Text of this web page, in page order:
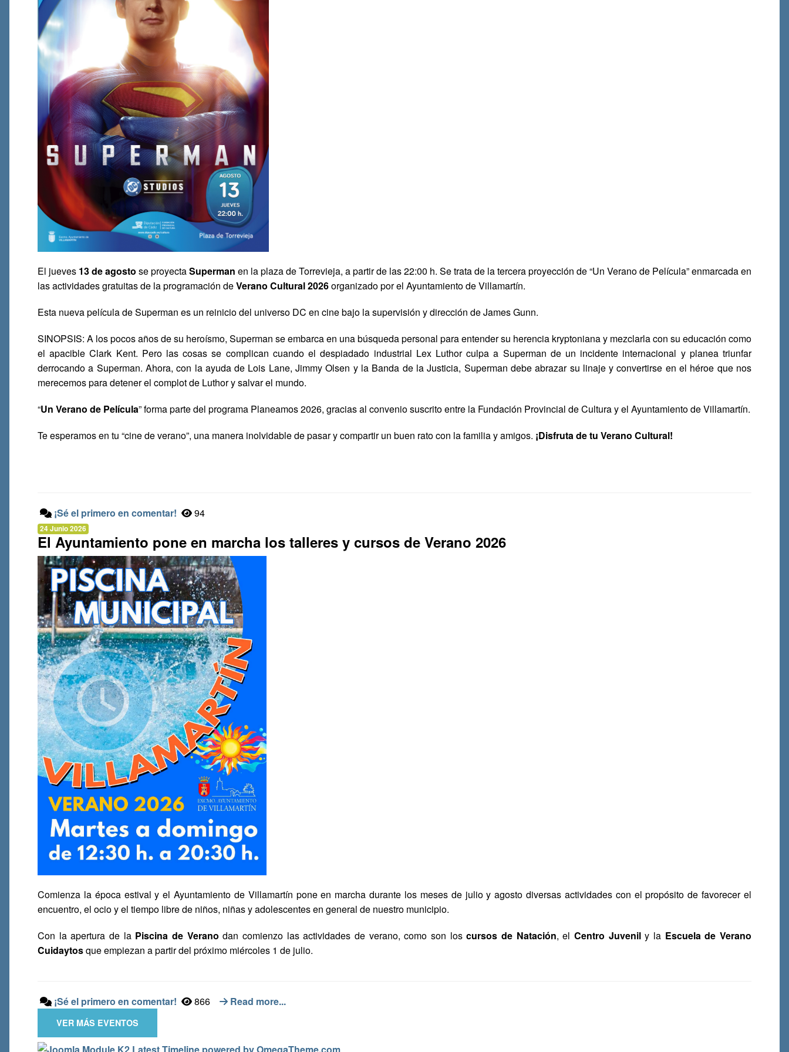
El jueves 13 de agosto se proyectaSuperman en la plaza de Torrevieja, a partir de las 22:00 h. Se trata de la tercera proyección de “Un Verano de Película” enmarcada en
las actividades gratuitas de la programación deVerano Cultural 2026organizado por el Ayuntamiento de Villamartín.
Esta nueva película de Superman es un reinicio del universo DC en cine bajo la supervisión y dirección de James Gunn.
SINOPSIS: A los pocos años de su heroísmo, Superman se embarca en una búsqueda personal para entender su herencia kryptoniana y mezclarla con su educación como
el apacible Clark Kent. Pero las cosas se complican cuando el despiadado industrial Lex Luthor culpa a Superman de un incidente internacional y planea triunfar
derrocando a Superman. Ahora, con la ayuda de Lois Lane, Jimmy Olsen y la Banda de la Justicia, Superman debe abrazar su linaje y convertirse en el héroe que nos
merecemos para detener el complot de Luthor y salvar el mundo.
“Un Verano de Película” forma parte del programa Planeamos 2026, gracias al convenio suscrito entre la Fundación Provincial de Cultura y el Ayuntamiento de Villamartín.
Te esperamos en tu “cine de verano”, una manera inolvidable de pasar y compartir un buen rato con la familia y amigos. ¡Disfruta de tu Verano Cultural!
¡Sé el primero en comentar! 94
24 Junio 2026
El Ayuntamiento pone en marcha los talleres y cursos de Verano 2026
Comienza la época estival y el Ayuntamiento de Villamartín pone en marcha durante los meses de julio y agosto diversas actividades con el propósito de favorecer el
encuentro, el ocio y el tiempo libre de niños, niñas y adolescentes en general de nuestro municipio.
Con la apertura de la Piscina de Verano dan comienzo las actividades de verano, como son loscursos de Natación, elCentro Juvenily la Escuela de Verano
Cuidaytosque empiezan a partir del próximo miércoles 1 de julio.
¡Sé el primero en comentar! 866 Read more...
VER MÁS EVENTOS